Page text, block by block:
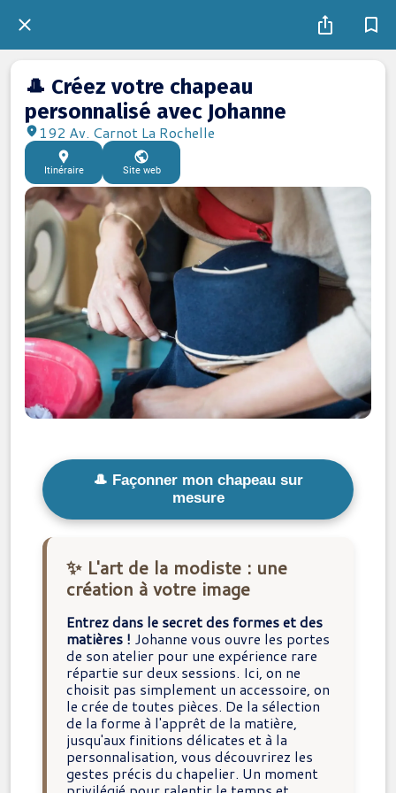
🎩 Créez votre chapeau
personnalisé avec Johanne
192 Av. Carnot La Rochelle
Itinéraire Site web
🎩 Façonner mon chapeau sur
mesure
✨ L'art de la modiste : une
création à votre image
Entrez dans le secret des formes et des
matières ! Johanne vous ouvre les portes
de son atelier pour une expérience rare
répartie sur deux sessions. Ici, on ne
choisit pas simplement un accessoire, on
le crée de toutes pièces. De la sélection
de la forme à l'apprêt de la matière,
jusqu'aux finitions délicates et à la
personnalisation, vous découvrirez les
gestes précis du chapelier. Un moment